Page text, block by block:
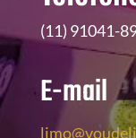
(11) 91041-
E-mail